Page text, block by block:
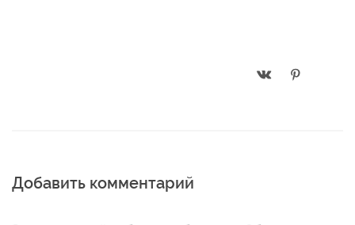
Добавить комментарий